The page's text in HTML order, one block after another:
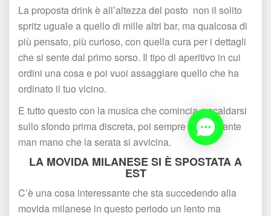
La proposta drink è all’altezza del posto non il solito
pritz uguale a quello di mille altri bar, ma qualcosa di
più pensato, più curioso, con quella cura per i dettagli
che si sente dal primo sorso. Il tipo di aperitivo in cui
ordini una cosa e poi vuoi assaggiare quello che ha
ordinato il tuo vicino.
E tutto questo con la musica che comincia a scaldarsi
ullo sfondo prima discreta, poi sempre più presente
man mano che la serata si avvicina.
LA MOVIDA MILANESE SI È SPOSTATA A
EST
C’è una cosa interessante che sta succedendo alla
movida milanese in questo periodo un lento ma